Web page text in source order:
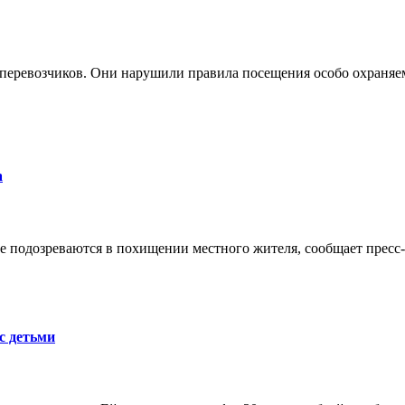
Они нарушили правила посещения особо
подозреваются в похищении местного жителя, сообщает
детьми